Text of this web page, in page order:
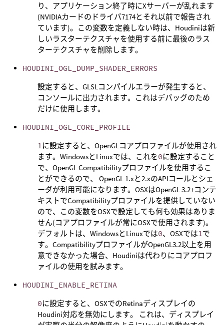
り、アプリケーション終了時にXサーバーが乱れます
(NVIDIAカードのドライバ7174とそれ以前で報告され
ています)。この変数を定義しない時は、Houdiniは新
しいラスターテクスチャを使用する前に最後のラス
ターテクスチャを削除します。
HOUDINI_OGL_DUMP_SHADER_ERRORS
設定すると、GLSLコンパイルエラーが発生すると、
コンソールに出力されます。これはデバッグのため
だけに使用します。
HOUDINI_OGL_CORE_PROFILE
1 に設定すると、OpenGLコアプロファイルが使用され
ます。WindowsとLinuxでは、これを0に設定すること
で、OpenGL Compatibilityプロファイルを使用するこ
とができるので、 OpenGL 1.xと2.xのAPIコールとシェ
ーダが利用可能になります。OSXはOpenGL 3.2+コンテ
キストでCompatibilityプロファイルを提供していない
ので、この変数をOSXで設定しても何も効果はありま
せん(コアプロファイルが常にOSXで使用されます)。
デフォルトは、WindowsとLinuxでは0、OSXでは1 で
す。CompatibilityプロファイルがOpenGL3.2以上を用
意できなかった場合、Houdiniは代わりにコアプロフ
ァイルの使用を試みます。
HOUDINI_ENABLE_RETINA
0に設定すると、OSXでのRetinaディスプレイの
Houdini対応を無効にします。 これは、ディスプレイ